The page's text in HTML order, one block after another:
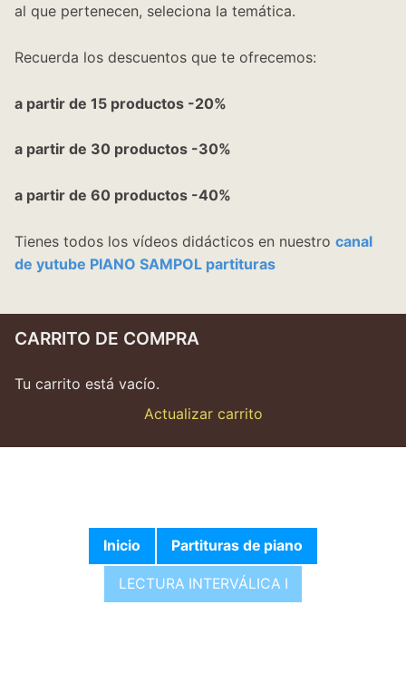
al que pertenecen, seleciona la temática.
Recuerda los descuentos que te ofrecemos:
a partir de 15 productos -20%
a partir de 30 productos -30%
a partir de 60 productos -40%
Tienes todos los vídeos didácticos en nuestro canal
de yutube PIANO SAMPOL partituras
CARRITO DE COMPRA
Tu carrito está vacío.
Actualizar carrito
Inicio Partituras de piano
LECTURA INTERVÁLICA I